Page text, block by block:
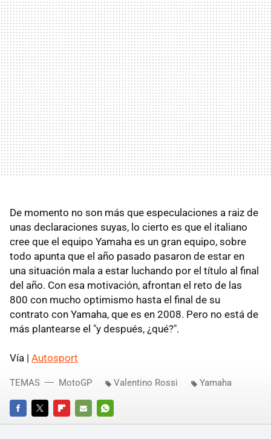
De momento no son más que especulaciones a raiz de
unas declaraciones suyas, lo cierto es que el italiano
cree que el equipo Yamaha es un gran equipo, sobre
todo apunta que el año pasado pasaron de estar en
una situación mala a estar luchando por el título al final
del año. Con esa motivación, afrontan el reto de las
800 con mucho optimismo hasta el final de su
contrato con Yamaha, que es en 2008. Pero no está de
más plantearse el "y después, ¿qué?".
Vía | Autosport
FACEBOOKTWITTERFLIPBOARD
E-
WHATSAPP
TEMAS MotoGP Valentino Rossi Yamaha